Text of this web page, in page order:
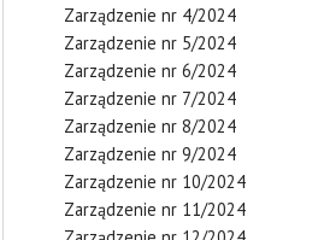
Zarządzenie nr 4/2024
Zarządzenie nr 5/2024
Zarządzenie nr 6/2024
Zarządzenie nr 7/2024
Zarządzenie nr 8/2024
Zarządzenie nr 9/2024
Zarządzenie nr 10/2024
Zarządzenie nr 11/2024